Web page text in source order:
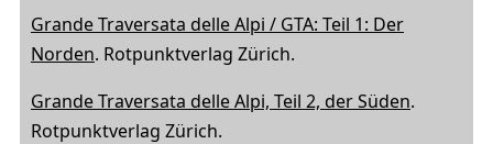
Grande Traversata delle Alpi / GTA: Teil 1: Der
Norden. Rotpunktverlag Zürich.
Grande Traversata delle Alpi, Teil 2, der Süden.
Rotpunktverlag Zürich.